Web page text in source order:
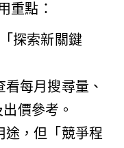
重點：
探索新關鍵
每月搜尋量、
價參考。
途，但「競爭程